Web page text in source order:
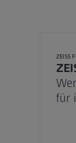
ZEISS
für